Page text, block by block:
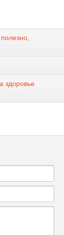
здоровье